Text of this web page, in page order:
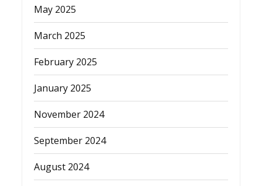
May 2025
March 2025
February 2025
January 2025
November 2024
September 2024
August 2024